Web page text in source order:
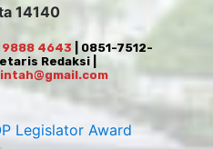
14140
9888 4643 | 0851-7512-
Redaksi |